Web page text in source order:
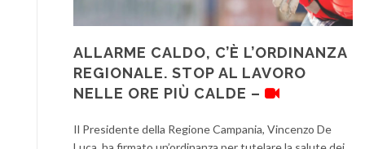
ALLARME CALDO, C’È L’ORDINANZA
REGIONALE. STOP AL LAVORO
NELLE ORE PIÙ CALDE –
Il Presidente della Regione Campania, Vincenzo De